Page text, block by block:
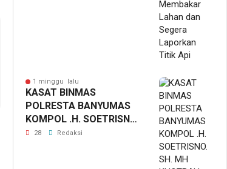
1 minggu lalu
KASAT BINMAS
POLRESTA BANYUMAS
KOMPOL .H. SOETRISNO.
SH. MH KHOTBAH
28 Redaksi